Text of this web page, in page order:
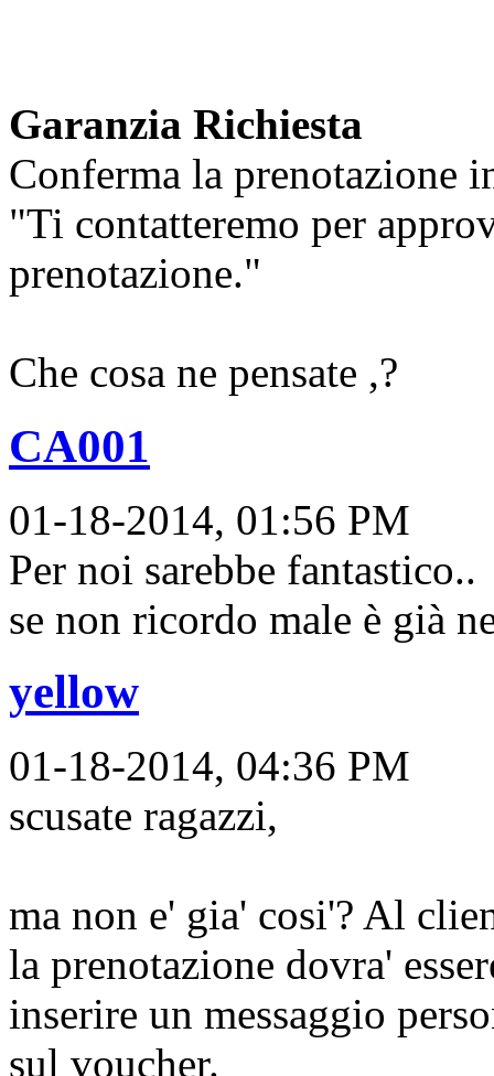
Garanzia Richiesta
Conferma la prenotazione
"Ti contatteremo per
prenotazione."
Che cosa ne pensate ,?
CA001
01-18-2014, 01:56 PM
Per noi sarebbe fantastico..
se non ricordo male è già
yellow
01-18-2014, 04:36 PM
scusate ragazzi,
ma non e' gia' cosi'? Al
la prenotazione dovra'
inserire un messaggio
sul voucher.